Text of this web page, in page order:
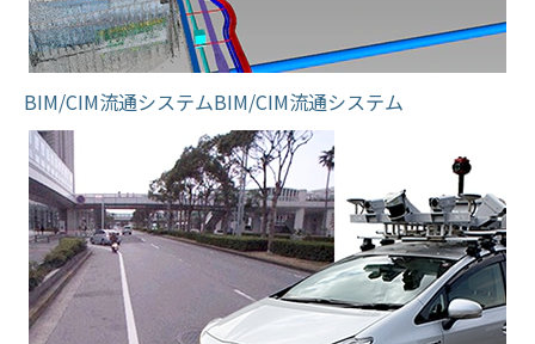
BIM/CIM流通システムBIM/CIM流通システム